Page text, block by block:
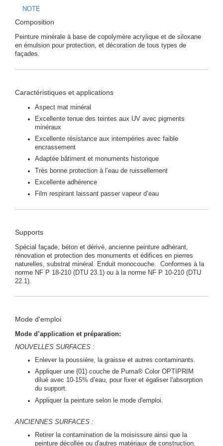
NOTE
Composition
Peinture minérale à base de copolymère acrylique et de siloxane
en émulsion pour protection, et décoration de tous types de
façades.
Caractéristiques et applications
Aspect mat minéral
Excellente tenue des teintes aux UV avec pigments
minéraux
Excellente résistance aux intempéries avec faible
encrassement
Adaptée bâtiment et monuments historique
Très bonne protection à l’eau de ruissellement
Excellente adhérence
Film respirant laissant passer vapeur d’eau
Supports
Spécial façade, béton et dérivé, ancienne peinture adhérant,
rénovation et protection des monuments et édifices en pierres
naturelles, substrat minéral. Enduit monocouche. Conformes à la
norme NF P 18-210 (DTU 23.1) ou à la norme NF P 10-210 (DTU
22.1).
Mode d'emploi
Mode d’application et préparation:
NOUVELLES SURFACES :
Enlever la poussière, la graisse et autres contaminants.
Appliquer une (01) couche de Puma® Color OPTIPRIM
dilué avec 10-15% d’eau, pour fixer et égaliser l'absorption
du support.
Appliquer la peinture selon le mode d'emploi.
ANCIENNES SURFACES :
Retirer la contamination de la moisissure ainsi que la
peinture décollée ou d'autres matériaux de construction.